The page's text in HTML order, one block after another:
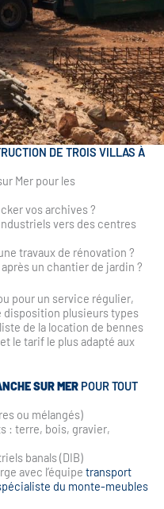
DE TROIS VILLAS À
Mer pour les
vos archives ?
vers des centres
travaux de rénovation ?
un chantier de jardin ?
pour un service régulier,
disposition plusieurs types
de la location de bennes
le tarif le plus adapté aux
SUR MER POUR TOUT
ou mélangés)
: terre, bois, gravier,
banals (DIB)
avec l’équipe transport
du monte-meubles